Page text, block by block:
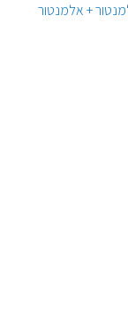
+ אלמנטור